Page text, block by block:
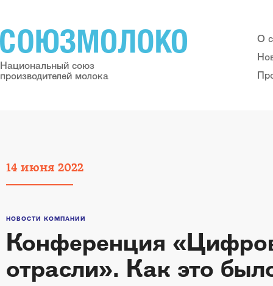
Национальный союз
производителей молока
О
14 июня 2022
НОВОСТИ КОМПАНИЙ
Конференция
отрасли». Как это